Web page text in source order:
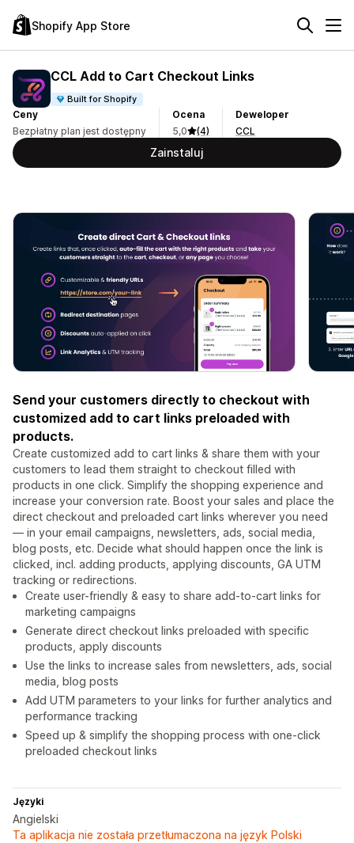
Shopify App Store
CCL Add to Cart Checkout Links
Built for Shopify
Ceny
Bezpłatny plan jest dostępny
Ocena
5,0
(4)
Deweloper
CCL
Zainstaluj
Send your customers directly to checkout with
customized add to cart links preloaded with
products.
Create customized add to cart links & share them with your
customers to lead them straight to checkout filled with
products in one click. Simplify the shopping experience and
increase your conversion rate. Boost your sales and place the
direct checkout and preloaded cart links wherever you need
— in your email campaigns, newsletters, ads, social media,
blog posts, etc. Decide what should happen once the link is
clicked, incl. adding products, applying discounts, GA UTM
tracking or redirections.
Create user-friendly & easy to share add-to-cart links for
marketing campaigns
Generate direct checkout links preloaded with specific
products, apply discounts
Use the links to increase sales from newsletters, ads, social
media, blog posts
Add UTM parameters to your links for further analytics and
performance tracking
Speed up & simplify the shopping process with one-click
preloaded checkout links
Języki
Angielski
Ta aplikacja nie została przetłumaczona na język Polski